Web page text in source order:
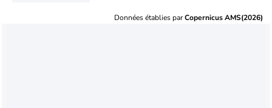
Données établies parCopernicus AMS(2026)